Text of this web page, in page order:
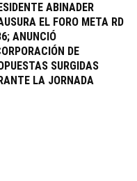
ABINADER
EL FORO META RD
ANUNCIÓ
DE
SURGIDAS
LA JORNADA